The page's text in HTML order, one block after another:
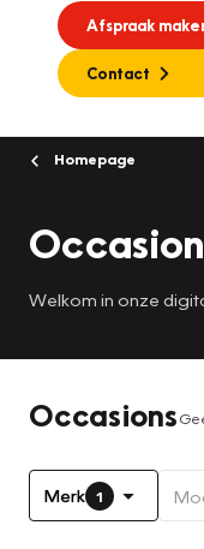
Afspraak
Contact
Homepage
Welkom in onze
Occasions
Merk 1